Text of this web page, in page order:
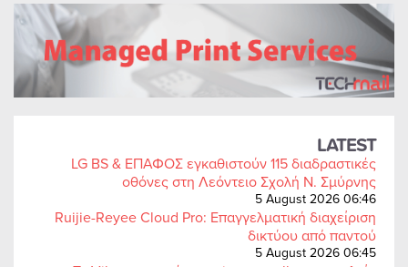
LATEST
LG BS & ΕΠΑΦΟΣ εγκαθιστούν 115 διαδραστικές
οθόνες στη Λεόντειο Σχολή Ν. Σμύρνης
5 August 2026 06:46
Ruijie-Reyee Cloud Pro: Επαγγελματική διαχείριση
δικτύου από παντού
5 August 2026 06:45